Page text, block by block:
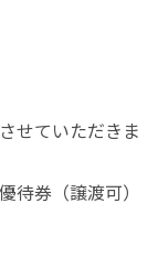
せていただきま
待券（譲渡可）